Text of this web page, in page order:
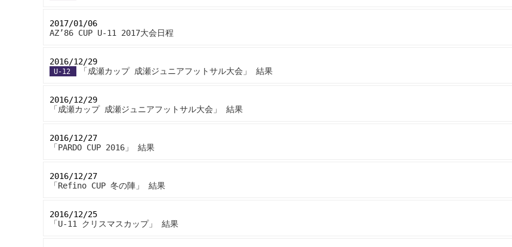
2017/01/06
AZ’86 CUP U-11 2017大会日程
2016/12/29
U-12
「成瀬カップ 成瀬ジュニアフットサル大会」 結果
2016/12/29
「成瀬カップ 成瀬ジュニアフットサル大会」 結果
2016/12/27
「PARDO CUP 2016」 結果
2016/12/27
「Refino CUP 冬の陣」 結果
2016/12/25
「U-11 クリスマスカップ」 結果